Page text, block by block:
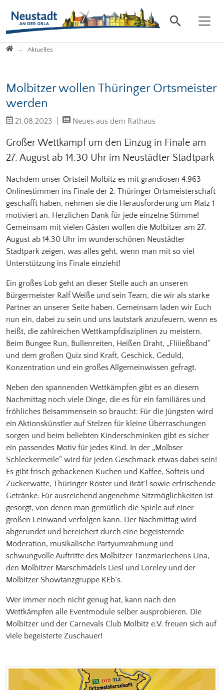
StartseiteAktuelles
Molbitzer wollen Thüringer Ortsmeister
werden
21.08.2023 Neues aus dem Rathaus
Großer Wettkampf um den Einzug in Finale am
27. August ab 14.30 Uhr im Neustädter Stadtpark
Nachdem unser Ortsteil Molbitz es mit grandiosen 4.963
Onlinestimmen ins Finale der 2. Thüringer Ortsmeisterschaft
geschafft haben, nehmen sie die Herausforderung um Platz 1
motiviert an. Herzlichen Dank für jede einzelne Stimme!
Gemeinsam mit vielen Gästen wollen die Molbitzer am 27.
August ab 14.30 Uhr im wunderschönen Neustädter
Stadtpark zeigen, was alles geht, wenn man mit so viel
Unterstützung ins Finale einzieht!
Ein großes Lob geht an dieser Stelle auch an unseren
Bürgermeister Ralf Weiße und sein Team, die wir als starke
Partner an unserer Seite haben. Gemeinsam laden wir Euch
nun ein, dabei zu sein und uns lautstark anzufeuern, wenn es
heißt, die zahlreichen Wettkampfdisziplinen zu meistern.
Beim Bungee Run, Bullenreiten, Heißen Draht, „Fliiießband“
und dem großen Quiz sind Kraft, Geschick, Geduld,
Konzentration und ein großes Allgemeinwissen gefragt.
Neben den spannenden Wettkämpfen gibt es an diesem
Nachmittag noch viele Dinge, die es für ein familiäres und
fröhliches Beisammensein so braucht: Für die Jüngsten wird
ein Aktionskünstler auf Stelzen für kleine Überraschungen
sorgen und beim beliebten Kinderschminken gibt es sicher
ein passendes Motiv für jedes Kind. In der „Molbser
Schleckermeile“ wird für jeden Geschmack etwas dabei sein!
Es gibt frisch gebackenen Kuchen und Kaffee, Softeis und
Zuckerwatte, Thüringer Roster und Brät´l sowie erfrischende
Getränke. Für ausreichend angenehme Sitzmöglichkeiten ist
gesorgt, von denen man gemütlich die Spiele auf einer
großen Leinwand verfolgen kann. Der Nachmittag wird
abgerundet und bereichert durch eine begeisternde
Moderation, musikalische Partyumrahmung und
schwungvolle Auftritte des Molbitzer Tanzmariechens Lina,
den Molbitzer Marschmädels Liesl und Loreley und der
Molbitzer Showtanzgruppe KEb`s.
Wer immer noch nicht genug hat, kann nach den
Wettkämpfen alle Eventmodule selber ausprobieren. Die
Molbitzer und der Carnevals Club Molbitz e.V. freuen sich auf
viele begeisterte Zuschauer!